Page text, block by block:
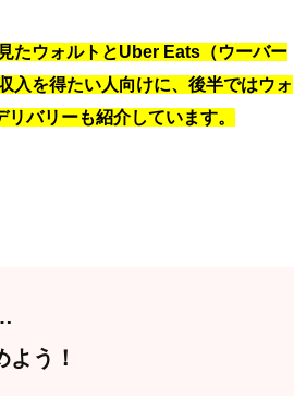
たウォルトとUber Eats（ウーバー
入を得たい人向けに、後半ではウォ
バリーも紹介しています。
う！